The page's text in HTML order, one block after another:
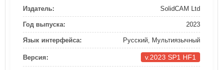
Издатель: SolidCAM Ltd
Год выпуска: 2023
Язык интерфейса: Русский, Мультиязычный
Версия: v.2023 SP1 HF1